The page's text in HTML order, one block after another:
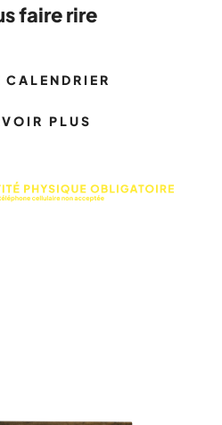
faire rire
PLUS